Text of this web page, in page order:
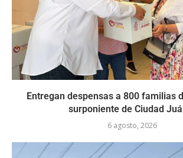
Entregan despensas a 800 familias
surponiente de Ciudad
6 agosto, 2026